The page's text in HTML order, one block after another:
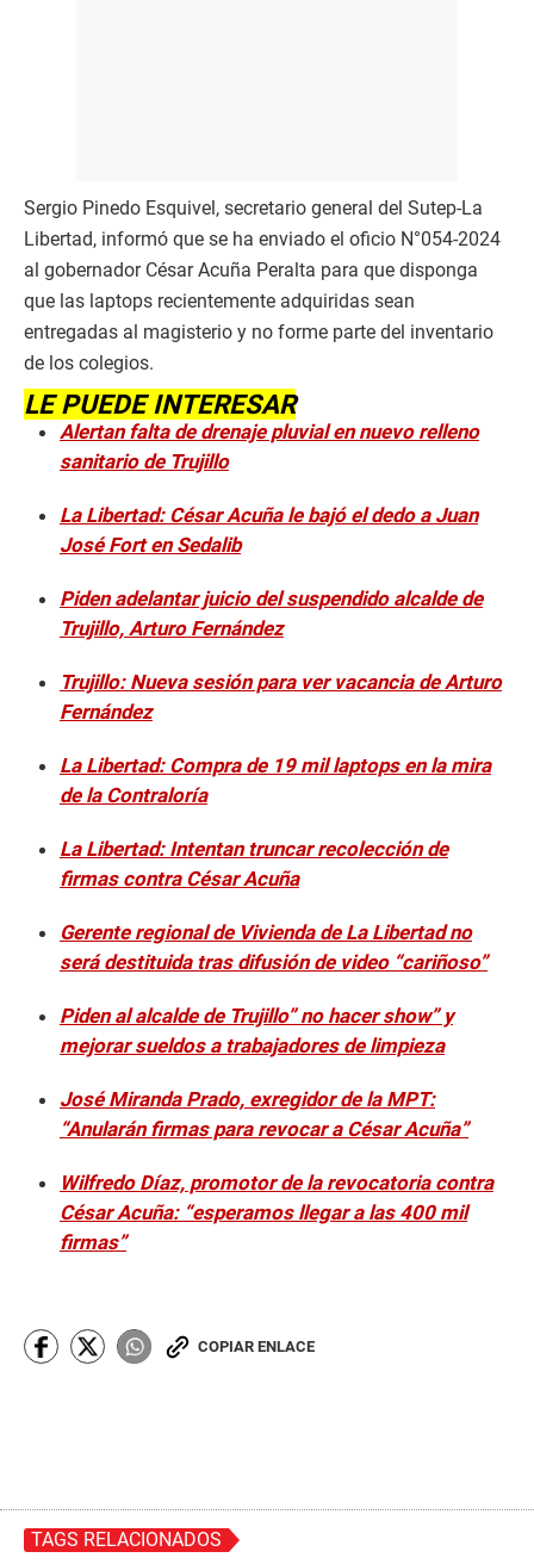
Sergio Pinedo Esquivel, secretario general del Sutep-La
Libertad, informó que se ha enviado el oficio N°054-2024
al gobernador César Acuña Peralta para que disponga
que las laptops recientemente adquiridas sean
entregadas al magisterio y no forme parte del inventario
de los colegios.
LE PUEDE INTERESAR
Alertan falta de drenaje pluvial en nuevo relleno
sanitario de Trujillo
La Libertad: César Acuña le bajó el dedo a Juan
José Fort en Sedalib
Piden adelantar juicio del suspendido alcalde de
Trujillo, Arturo Fernández
Trujillo: Nueva sesión para ver vacancia de Arturo
Fernández
La Libertad: Compra de 19 mil laptops en la mira
de la Contraloría
La Libertad: Intentan truncar recolección de
firmas contra César Acuña
Gerente regional de Vivienda de La Libertad no
será destituida tras difusión de video “cariñoso”
Piden al alcalde de Trujillo” no hacer show” y
mejorar sueldos a trabajadores de limpieza
José Miranda Prado, exregidor de la MPT:
“Anularán firmas para revocar a César Acuña”
Wilfredo Díaz, promotor de la revocatoria contra
César Acuña: “esperamos llegar a las 400 mil
firmas”
COPIAR ENLACE
TAGS RELACIONADOS